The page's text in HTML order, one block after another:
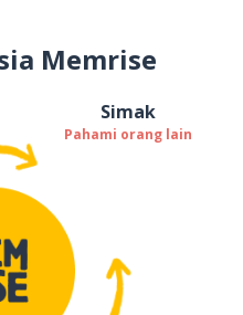
Memrise
Simak
Pahami orang lain